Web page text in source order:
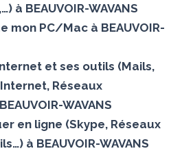
à BEAUVOIR-WAVANS
mon PC/Mac à BEAUVOIR-
et ses outils (Mails,
Réseaux
WAVANS
en ligne (Skype, Réseaux
à BEAUVOIR-WAVANS